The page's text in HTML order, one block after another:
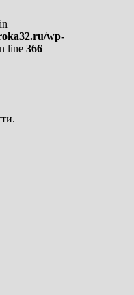
wp-
line 366